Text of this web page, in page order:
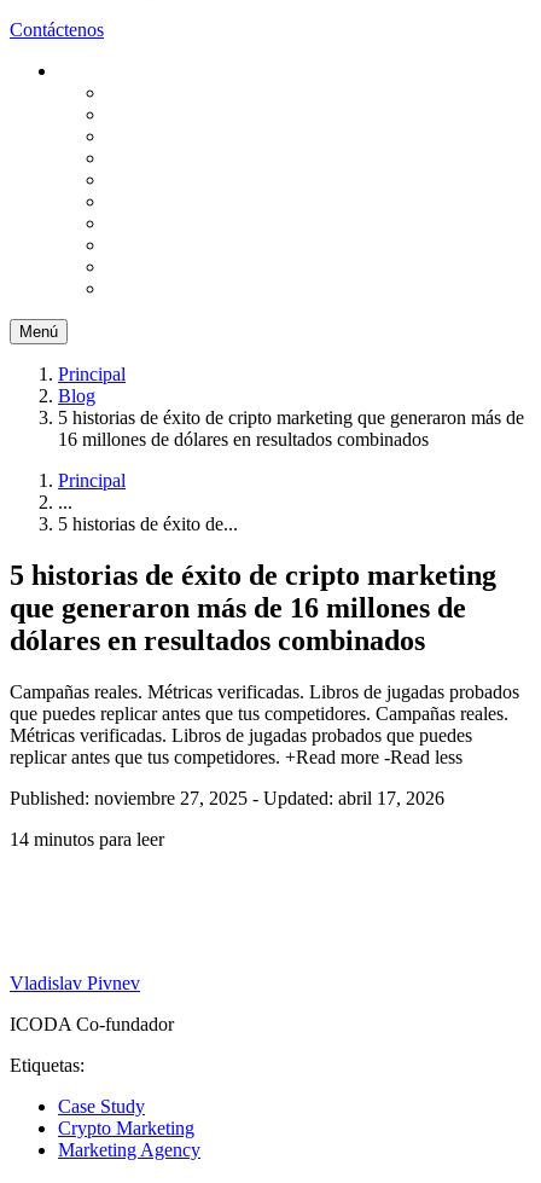
Contáctenos
Menú
Principal
Blog
5 historias de éxito de cripto marketing que generaron más de
16 millones de dólares en resultados combinados
Principal
...
5 historias de éxito de...
5 historias de éxito de cripto marketing
que generaron más de 16 millones de
dólares en resultados combinados
Campañas reales. Métricas verificadas. Libros de jugadas probados
que puedes replicar antes que tus competidores. Campañas reales.
Métricas verificadas. Libros de jugadas probados que puedes
replicar antes que tus competidores. +Read more -Read less
Published: noviembre 27, 2025 - Updated: abril 17, 2026
14 minutos para leer
Vladislav Pivnev
ICODA Co-fundador
Etiquetas:
Case Study
Crypto Marketing
Marketing Agency